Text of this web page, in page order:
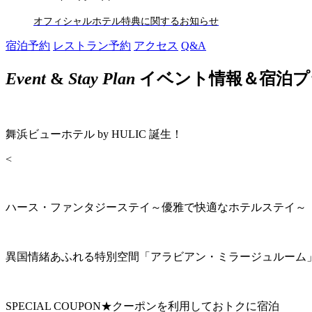
オフィシャルホテル特典に関するお知らせ
宿泊予約 レストラン予約 アクセス Q&A
Event& Stay Plan イベント情報＆宿泊
舞浜ビューホテル by HULIC 誕生！
<
ハース・ファンタジーステイ～優雅で快適なホテルステイ～
異国情緒あふれる特別空間「アラビアン・ミラージュルーム
SPECIAL COUPON★クーポンを利用しておトクに宿泊